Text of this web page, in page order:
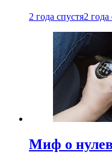
2 года спустя2 года
Миф о